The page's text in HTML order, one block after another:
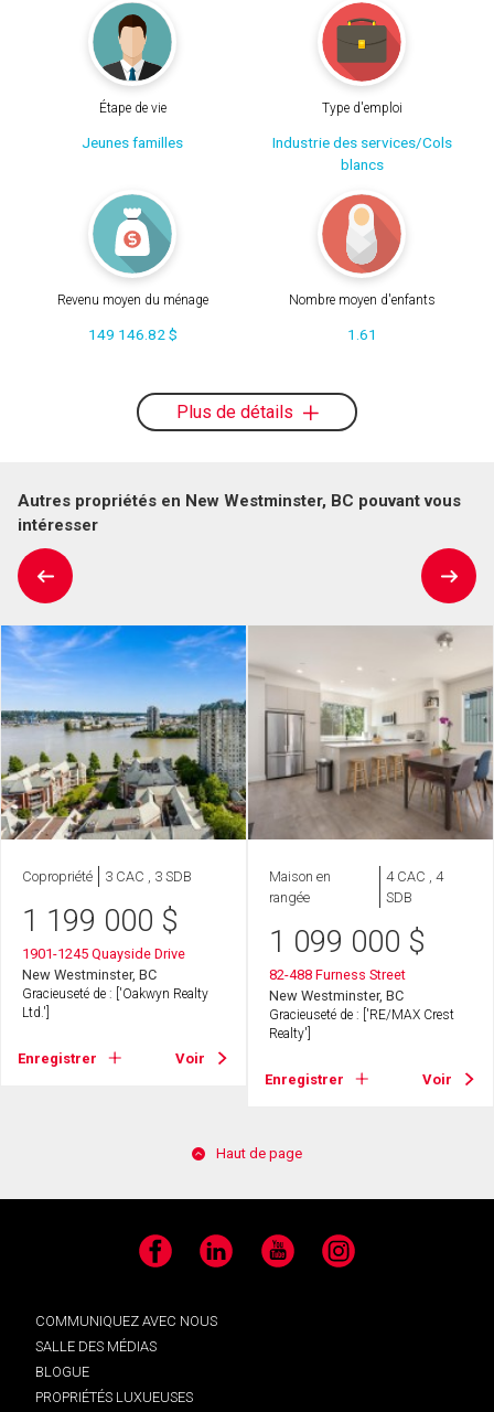
Étape de vie
Jeunes familles
Type d'emploi
Industrie des services/Cols
blancs
Revenu moyen du ménage
149 146.82 $
Nombre moyen d'enfants
1.61
Plus de détails
Autres propriétés en New Westminster, BC pouvant vous
intéresser
Copropriété 3 CAC , 3 SDB
1 199 000 $
1901-1245 Quayside Drive
New Westminster, BC
Gracieuseté de : ['Oakwyn Realty
Ltd.']
Enregistrer Voir
Maison en
rangée
4 CAC , 4
SDB
1 099 000 $
82-488 Furness Street
New Westminster, BC
Gracieuseté de : ['RE/MAX Crest
Realty']
Enregistrer Voir
Haut de page
Facebook LinkedIn YouTube Instagram
COMMUNIQUEZ AVEC NOUS
SALLE DES MÉDIAS
BLOGUE
PROPRIÉTÉS LUXUEUSES